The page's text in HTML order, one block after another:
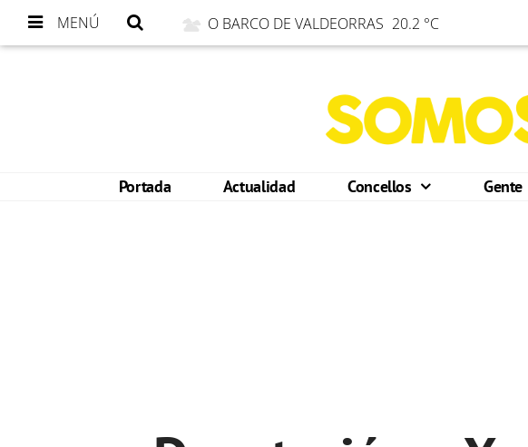
MENÚ O BARCO DE VALDEORRAS 20.2 °C
Portada Actualidad Concellos Gente